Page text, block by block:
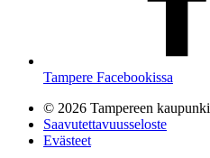
Tampere Facebookissa
© 2026 Tampereen kaupunki
Saavutettavuusseloste
Evästeet